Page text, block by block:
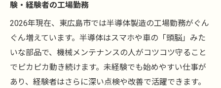
験・経験者の工場勤務
2026年現在、東広島市では半導体製造の工場勤務がぐん
ぐん増えています。半導体はスマホや車の「頭脳」みた
いな部品で、機械メンテナンスの人がコツコツ守ること
でピカピカ動き続けます。未経験でも始めやすい仕事が
あり、経験者はさらに深い点検や改善で活躍できます。